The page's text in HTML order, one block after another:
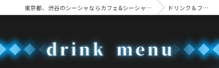
東京都、渋谷のシーシャならカフェ&シーシャバー Chill collection渋谷センター街店 ドリンク＆フード メニュー